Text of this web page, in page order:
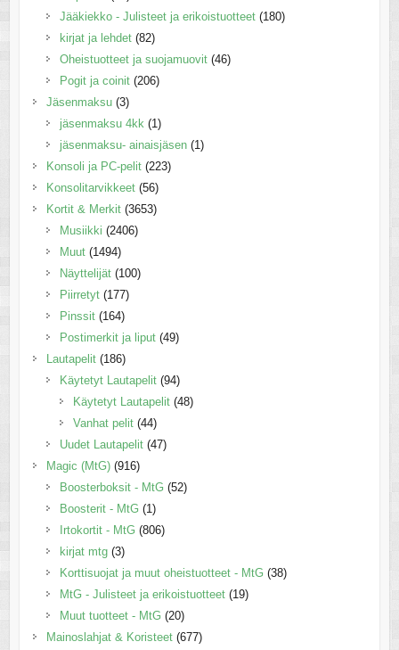
Jääkiekko - Julisteet ja erikoistuotteet (180)
kirjat ja lehdet (82)
Oheistuotteet ja suojamuovit (46)
Pogit ja coinit (206)
Jäsenmaksu (3)
jäsenmaksu 4kk (1)
jäsenmaksu- ainaisjäsen (1)
Konsoli ja PC-pelit (223)
Konsolitarvikkeet (56)
Kortit & Merkit (3653)
Musiikki (2406)
Muut (1494)
Näyttelijät (100)
Piirretyt (177)
Pinssit (164)
Postimerkit ja liput (49)
Lautapelit (186)
Käytetyt Lautapelit (94)
Käytetyt Lautapelit (48)
Vanhat pelit (44)
Uudet Lautapelit (47)
Magic (MtG) (916)
Boosterboksit - MtG (52)
Boosterit - MtG (1)
Irtokortit - MtG (806)
kirjat mtg (3)
Korttisuojat ja muut oheistuotteet - MtG (38)
MtG - Julisteet ja erikoistuotteet (19)
Muut tuotteet - MtG (20)
Mainoslahjat & Koristeet (677)